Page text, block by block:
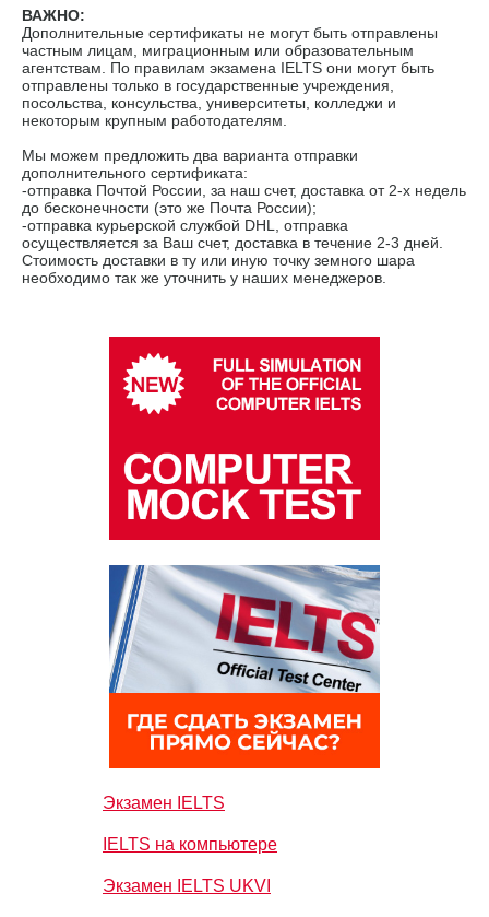
ВАЖНО:
Дополнительные сертификаты не могут быть отправлены
частным лицам, миграционным или образовательным
агентствам. По правилам экзамена IELTS они могут быть
отправлены только в государственные учреждения,
посольства, консульства, университеты, колледжи и
некоторым крупным работодателям.
Мы можем предложить два варианта отправки
дополнительного сертификата:
-отправка Почтой России, за наш счет, доставка от 2-х недель
до бесконечности (это же Почта России);
-отправка курьерской службой DHL, отправка
осуществляется за Ваш счет, доставка в течение 2-3 дней.
Стоимость доставки в ту или иную точку земного шара
необходимо так же уточнить у наших менеджеров.
Экзамен IELTS
IELTS на компьютере
Экзамен IELTS UKVI